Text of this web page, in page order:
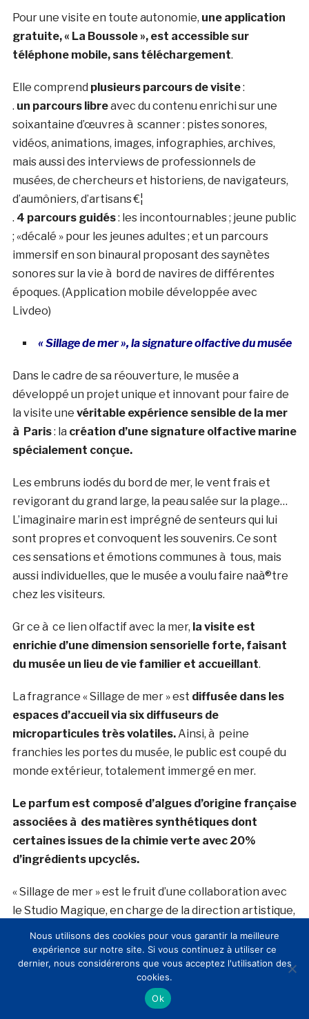
Pour une visite en toute autonomie, une application
gratuite, « La Boussole », est accessible sur
téléphone mobile, sans téléchargement.
Elle comprend plusieurs parcours de visite:
. un parcours libreavec du contenu enrichi sur une
soixantaine d’œuvres à scanner : pistes sonores,
vidéos, animations, images, infographies, archives,
mais aussi des interviews de professionnels de
musées, de chercheurs et historiens, de navigateurs,
d’aumôniers, d’artisans €¦
. 4 parcours guidés: les incontournables ; jeune public
; «décalé » pour les jeunes adultes ; et un parcours
immersif en son binaural proposant des saynètes
sonores sur la vie à bord de navires de différentes
époques. (Application mobile développée avec
Livdeo)
« Sillage de mer », la signature olfactive du musée
Dans le cadre de sa réouverture, le musée a
développé un projet unique et innovant pour faire de
la visite une véritable expérience sensible de la mer
à Paris: la création d’une signature olfactive marine
spécialement conçue.
Les embruns iodés du bord de mer, le vent frais et
revigorant du grand large, la peau salée sur la plage…
L’imaginaire marin est imprégné de senteurs qui lui
sont propres et convoquent les souvenirs. Ce sont
ces sensations et émotions communes à tous, mais
aussi individuelles, que le musée a voulu faire naà®tre
chez les visiteurs.
Gr ce à ce lien olfactif avec la mer, la visite est
enrichie d’une dimension sensorielle forte, faisant
du musée un lieu de vie familier et accueillant.
La fragrance « Sillage de mer » est diffusée dans les
espaces d’accueil via six diffuseurs de
microparticules très volatiles.Ainsi, à peine
franchies les portes du musée, le public est coupé du
monde extérieur, totalement immergé en mer.
Le parfum est composé d’algues d’origine française
associées à des matières synthétiques dont
certaines issues de la chimie verte avec 20%
d’ingrédients upcyclés.
« Sillage de mer » est le fruit d’une collaboration avec
le Studio Magique, en charge de la direction artistique,
Firmenich. Le musée aaussi souhaité impliquer ses
futurs visiteurs dans l’élaboration de la signature
. Au début du processus de création,
première palette d’odeurs associées à la mer a ainsi
Nous utilisons des cookies pour vous garantir la meilleure
expérience sur notre site. Si vous continuez à utiliser ce
dernier, nous considérerons que vous acceptez l'utilisation des
cookies.
Ok